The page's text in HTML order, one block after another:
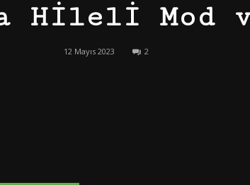
Hileli Mod
12 Mayıs 2023 2